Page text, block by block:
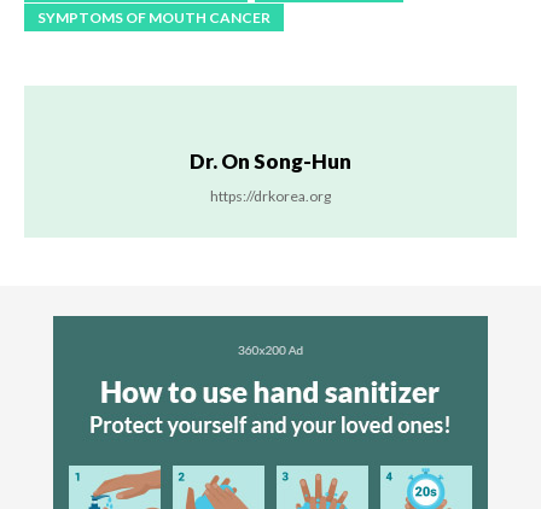
SYMPTOMS OF MOUTH CANCER
Dr. On Song-Hun
https://drkorea.org